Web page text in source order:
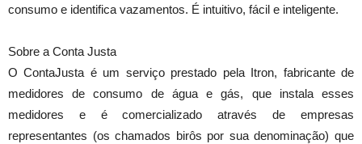
consumo e identifica vazamentos. É intuitivo, fácil e inteligente.
Sobre a Conta Justa
O ContaJusta é um serviço prestado pela Itron, fabricante de
medidores de consumo de água e gás, que instala esses
medidores e é comercializado através de empresas
representantes (os chamados birôs por sua denominação) que